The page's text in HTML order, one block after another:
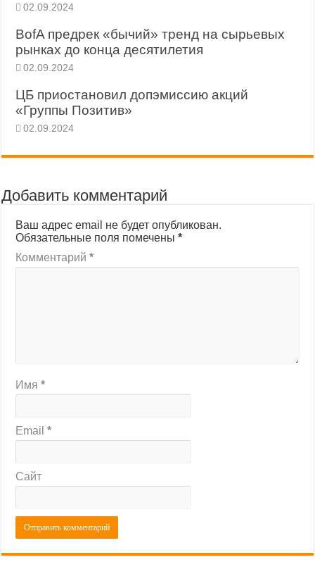
02.09.2024
BofA предрек «бычий» тренд на сырьевых
рынках до конца десятилетия
02.09.2024
ЦБ приостановил допэмиссию акций
«Группы Позитив»
02.09.2024
Добавить комментарий
Ваш адрес email не будет опубликован.
Обязательные поля помечены*
Комментарий*
Имя*
Email*
Сайт